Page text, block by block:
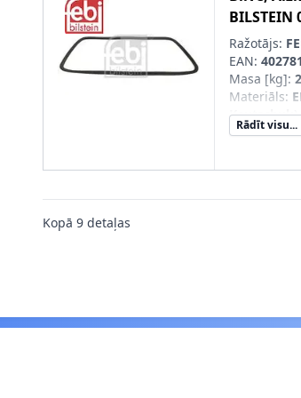
BILSTEIN
Ražotājs:
EAN:
Masa [kg]:
Materiāls:
Kautschuk)
Rādīt visu...
Kopā 9 detaļas